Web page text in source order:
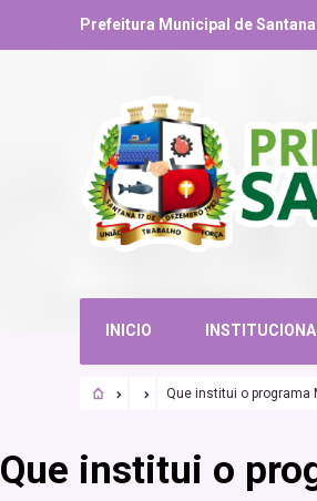
Prefeitura Municipal de Santana
INICIO
Que institui o programa
Que institui o